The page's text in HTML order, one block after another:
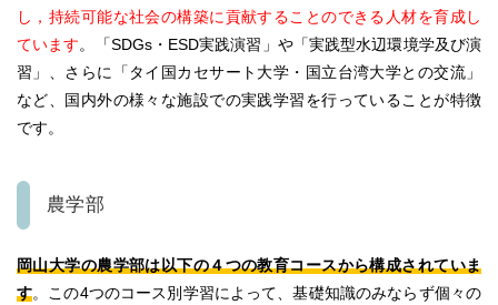
し，持続可能な社会の構築に貢献することのできる人材を育成し
ています。
「SDGs・ESD実践演習」や「実践型水辺環境学及び演
習」、さらに「タイ国カセサート大学・国立台湾大学との交流」
など、国内外の様々な施設での実践学習を行っていることが特徴
です。
農学部
岡山大学の農学部は以下の４つの教育コースから構成されていま
す。この4つのコース別学習によって、基礎知識のみならず個々の